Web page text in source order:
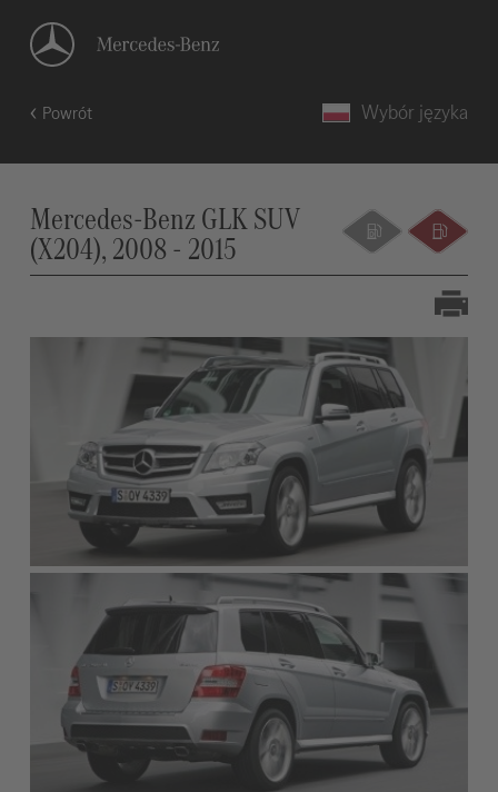
Powrót Wybór języka
Mercedes-Benz GLK SUV
(X204), 2008 - 2015